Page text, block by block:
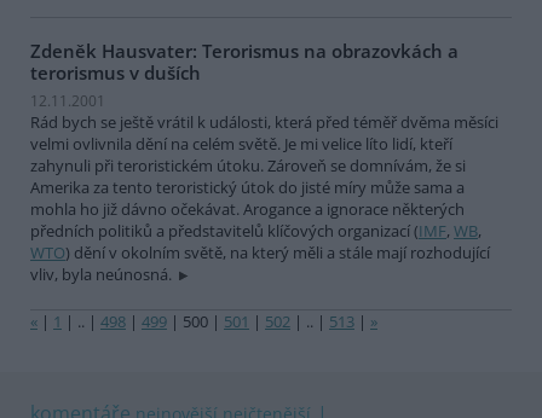
Zdeněk Hausvater: Terorismus na obrazovkách a
terorismus v duších
12.11.2001
Rád bych se ještě vrátil k události, která před téměř dvěma měsíci
velmi ovlivnila dění na celém světě. Je mi velice líto lidí, kteří
zahynuli při teroristickém útoku. Zároveň se domnívám, že si
Amerika za tento teroristický útok do jisté míry může sama a
mohla ho již dávno očekávat. Arogance a ignorace některých
předních politiků a představitelů klíčových organizací (IMF, WB,
WTO) dění v okolním světě, na který měli a stále mají rozhodující
vliv, byla neúnosná.
« | 1 | .. | 498 | 499 | 500 | 501 | 502 | .. | 513 | »